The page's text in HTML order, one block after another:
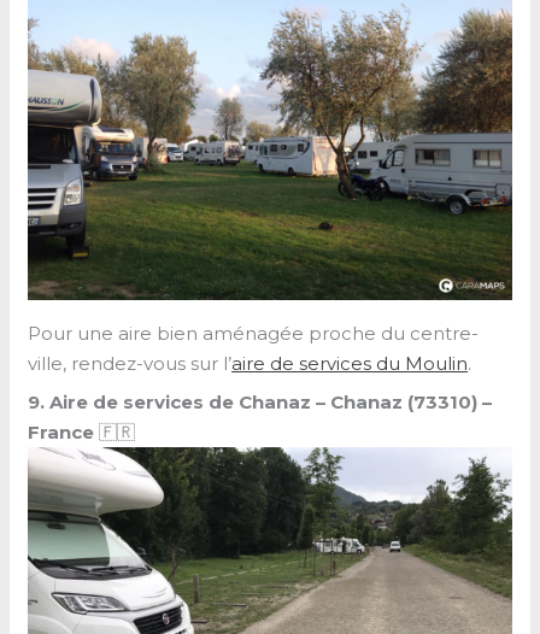
Pour une aire bien aménagée proche du centre-
ville, rendez-vous sur l’aire de services du Moulin.
9. Aire de services de Chanaz – Chanaz (73310) –
France🇫🇷